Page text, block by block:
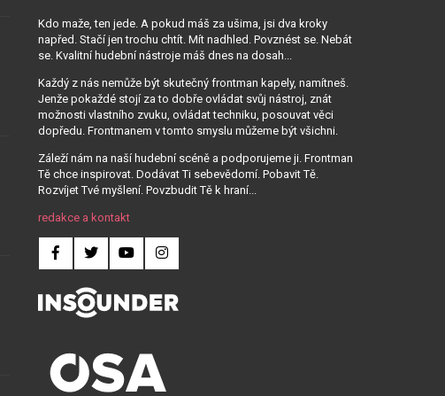
Kdo maže, ten jede. A pokud máš za ušima, jsi dva kroky
napřed. Stačí jen trochu chtít. Mít nadhled. Povznést se. Nebát
se. Kvalitní hudební nástroje máš dnes na dosah...
Každý z nás nemůže být skutečný frontman kapely, namítneš.
Jenže pokaždé stojí za to dobře ovládat svůj nástroj, znát
možnosti vlastního zvuku, ovládat techniku, posouvat věci
dopředu. Frontmanem v tomto smyslu můžeme být všichni.
Záleží nám na naší hudební scéně a podporujeme ji. Frontman
Tě chce inspirovat. Dodávat Ti sebevědomí. Pobavit Tě.
Rozvíjet Tvé myšlení. Povzbudit Tě k hraní...
redakce a kontakt